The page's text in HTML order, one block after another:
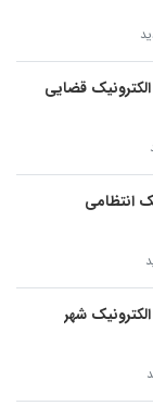
قضایی
انتظامی
شهر